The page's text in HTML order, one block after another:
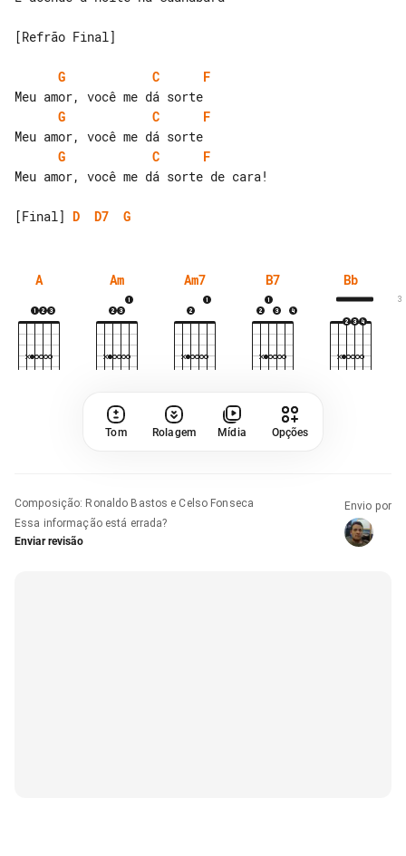
[Refrão Final]
G C
F
G
C
F
G
C
F
Meu amor, você me dá sorte de cara!
[Final] D D7 G
A Am Am7 B7 Bb
3
Tom Rolagem Mídia Opções
Composição: Ronaldo Bastos e Celso Fonseca
Essa informação está errada?
Enviar revisão
Envio por